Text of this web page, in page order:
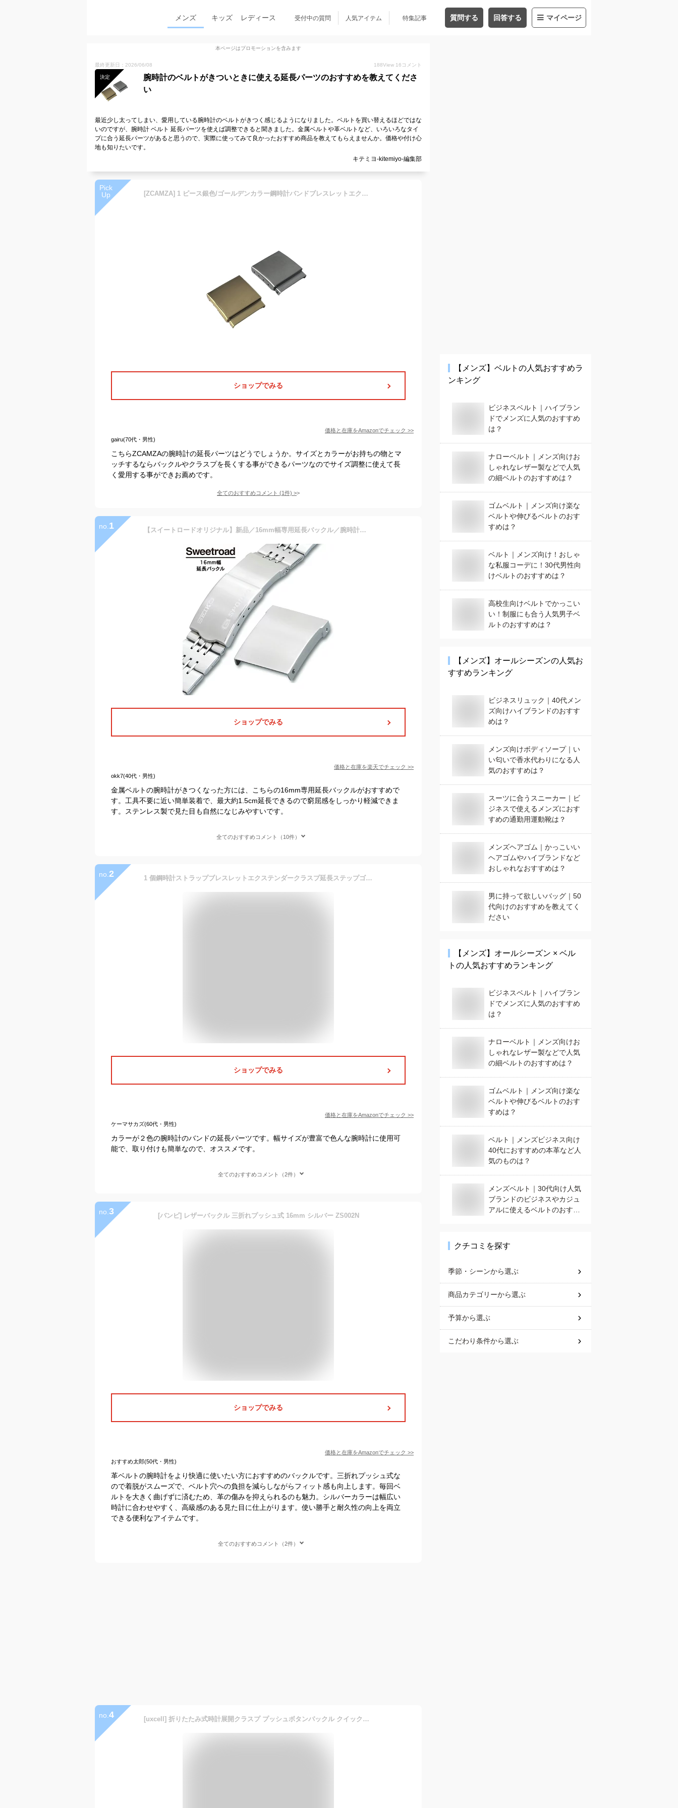
メンズ キッズ レディース 受付中の質問 人気アイテム 特集記事 質問する 回答する マイページ
本ページはプロモーションを含みます
最終更新日：2026/06/08 188View 16 コメント
決定
腕時計のベルトがきついときに使える延長パーツのおすすめを教えてくださ
い
最近少し太ってしまい、愛用している腕時計のベルトがきつく感じるようになりました。ベルトを買い替えるほどではな
いのですが、腕時計 ベルト 延長パーツを使えば調整できると聞きました。金属ベルトや革ベルトなど、いろいろなタイ
プに合う延長パーツがあると思うので、実際に使ってみて良かったおすすめ商品を教えてもらえませんか。価格や付け心
地も知りたいです。
キテミヨ-kitemiyo-編集部
Pick
Up
[ZCAMZA] 1 ピース銀色/ゴールデンカラー鋼時計バンドブレスレットエクステンダークラスプ延長とステップストラップアクセサリー時計修理 L4422 (Color : Golden 14mm)
ショップでみる
価格と在庫をAmazonでチェック >>
gairu(70代・男性)
こちらZCAMZAの腕時計の延長パーツはどうでしょうか。サイズとカラーがお持ちの物とマ
ッチするならバックルやクラスプを長くする事ができるパーツなのでサイズ調整に使えて長
く愛用する事ができお薦めです。
全てのおすすめコメント (1件) >
no. 1 【スイートロードオリジナル】新品／16mm幅専用延長バックル／腕時計用ステンレスブレスパーツ／eb-16
ショップでみる
価格と在庫を楽天でチェック >>
okk7(40代・男性)
金属ベルトの腕時計がきつくなった方には、こちらの16mm専用延長バックルがおすすめで
す。工具不要に近い簡単装着で、最大約1.5cm延長できるので窮屈感をしっかり軽減できま
す。ステンレス製で見た目も自然になじみやすいです。
全てのおすすめコメント（10件）
no. 2 1 個鋼時計ストラップブレスレットエクステンダークラスプ延長ステップゴールド/シルバーカラー 12-22 ミリメートル修理アクセサリー時計屋のため (Color : Silver, Size : 18mm)
ショップでみる
価格と在庫をAmazonでチェック >>
ケーマサカズ(60代・男性)
カラーが２色の腕時計のバンドの延長パーツです。幅サイズが豊富で色んな腕時計に使用可
能で、取り付けも簡単なので、オススメです。
全てのおすすめコメント（2件）
no. 3 [バンビ] レザーバックル 三折れプッシュ式 16mm シルバー ZS002N
ショップでみる
価格と在庫をAmazonでチェック >>
おすすめ太郎(50代・男性)
革ベルトの腕時計をより快適に使いたい方におすすめのバックルです。三折れプッシュ式な
ので着脱がスムーズで、ベルト穴への負担を減らしながらフィット感も向上します。毎回ベ
ルトを大きく曲げずに済むため、革の傷みを抑えられるのも魅力。シルバーカラーは幅広い
時計に合わせやすく、高級感のある見た目に仕上がります。使い勝手と耐久性の向上を両立
できる便利なアイテムです。
全てのおすすめコメント（2件）
no. 4 [uxcell] 折りたたみ式時計展開クラスプ プッシュボタンバックル クイックリリース 16 mmレザー時計バンドストラップ用 シルバートーン
【メンズ】 ベルト の人気おすすめラ
ンキング
ビジネスベルト｜ハイブラン
ドでメンズに人気のおすすめ
は？
ナローベルト｜メンズ向けお
しゃれなレザー製などで人気
の細ベルトのおすすめは？
ゴムベルト｜メンズ向け楽な
ベルトや伸びるベルトのおす
すめは？
ベルト｜メンズ向け！おしゃ
な私服コーデに！30代男性向
けベルトのおすすめは？
高校生向けベルトでかっこい
い！制服にも合う人気男子ベ
ルトのおすすめは？
【メンズ】 オールシーズンの人気お
すすめランキング
ビジネスリュック｜40代メン
ズ向けハイブランドのおすす
めは？
メンズ向けボディソープ｜い
い匂いで香水代わりになる人
気のおすすめは？
スーツに合うスニーカー｜ビ
ジネスで使えるメンズにおす
すめの通勤用運動靴は？
メンズヘアゴム｜かっこいい
ヘアゴムやハイブランドなど
おしゃれなおすすめは？
男に持って欲しいバッグ｜50
代向けのおすすめを教えてく
ださい
【メンズ】 オールシーズン × ベル
ト の人気おすすめランキング
ビジネスベルト｜ハイブラン
ドでメンズに人気のおすすめ
は？
ナローベルト｜メンズ向けお
しゃれなレザー製などで人気
の細ベルトのおすすめは？
ゴムベルト｜メンズ向け楽な
ベルトや伸びるベルトのおす
すめは？
ベルト｜メンズビジネス向け
40代におすすめの本革など人
気のものは？
メンズベルト｜30代向け人気
ブランドのビジネスやカジュ
アルに使えるベルトのおすす
クチコミを探す
季節・シーンから選ぶ
商品カテゴリーから選ぶ
予算から選ぶ
こだわり条件から選ぶ